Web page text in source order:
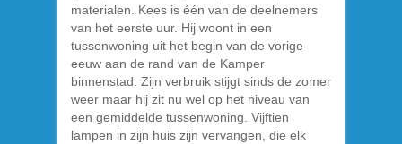
materialen. Kees is één van de deelnemers
van het eerste uur. Hij woont in een
tussenwoning uit het begin van de vorige
eeuw aan de rand van de Kamper
binnenstad. Zijn verbruik stijgt sinds de zomer
weer maar hij zit nu wel op het niveau van
een gemiddelde tussenwoning. Vijftien
lampen in zijn huis zijn vervangen, die elk